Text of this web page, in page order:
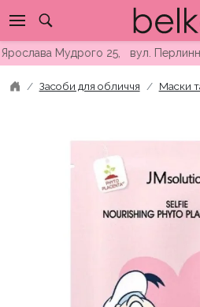
to
contentМудрого 25, вул. Перлинна 5Б
Засоби для обличчя Маски